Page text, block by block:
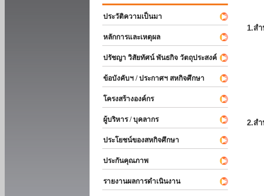
ประวัติความเป็นมา
หลักการและเหตุผล
ปรัชญา วิสัยทัศน์ พันธกิจ วัตถุประสงค์
ข้อบังคับฯ / ประกาศฯ สหกิจศึกษา
โครงสร้างองค์กร
ผู้บริหาร / บุคลากร
ประโยชน์ของสหกิจศึกษา
ประกันคุณภาพ
รายงานผลการดำเนินงาน
1.ส
2.ส